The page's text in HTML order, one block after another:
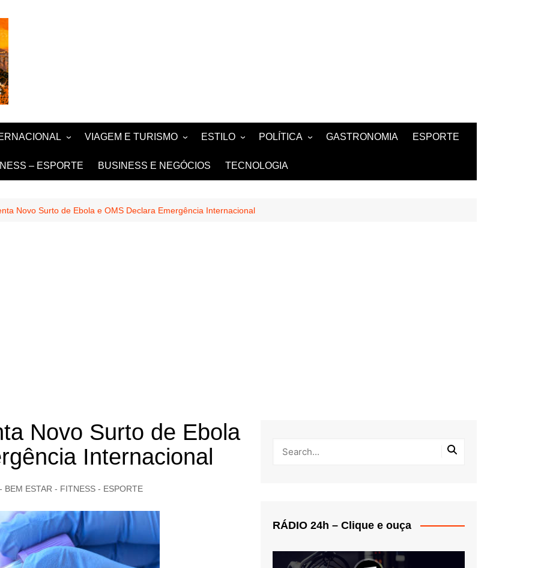
e ARQUITETURA
VIAGEM E TURISMO
TURISMO
ESTILO
MODA E BELEZA
NOIVAS e DEBUTANTES
POLÍTICA
FAMOSOS
GASTRONOMIA ESPORTE
– ESPORTE BUSINESS E NEGÓCIOS TECNOLOGIA
Novo Surto de Ebola e OMS Declara Emergência Internacional
Novo Surto de Ebola
Internacional
BEM ESTAR - FITNESS - ESPORTE
RÁDIO 24h – Clique e ouça